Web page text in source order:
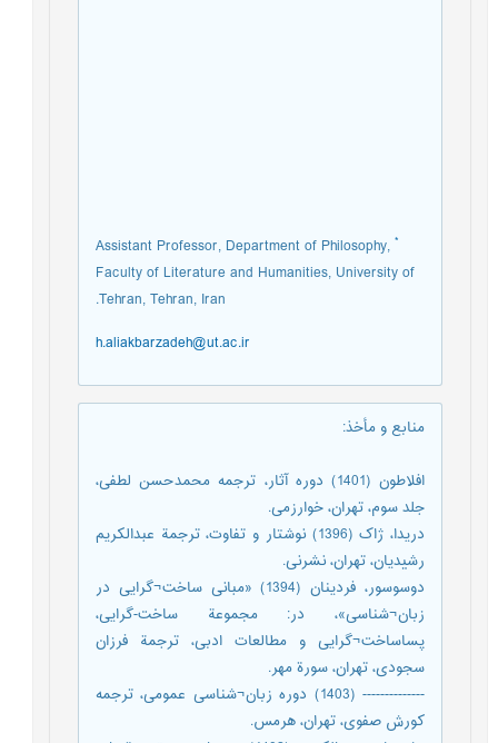
Assistant Professor, Department of Philosophy,
Faculty of Literature and Humanities, University of
Tehran, Tehran, Iran.
h.aliakbarzadeh@ut.ac.ir
منابع و مأخذ:
افلاطون (1401) دوره آثار، ترجمه محمدحسن لطفی،
جلد سوم، تهران، خوارزمی.
دریدا، ژاک (1396) نوشتار و تفاوت، ترجمة عبدالکریم
رشیدیان، تهران، نشرنی.
دوسوسور، فردینان (1394) «مبانی ساخت¬گرایی در
زبان¬شناسی»، در: مجموعة ساخت-گرایی،
پساساخت¬گرایی و مطالعات ادبی، ترجمة فرزان
سجودی، تهران، سورة مهر.
-------------- (1403) دوره زبان¬شناسی عمومی، ترجمه
کورش صفوی، تهران، هرمس.